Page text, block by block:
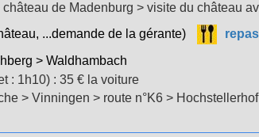
de Madenburg > visite du château
...demande de la gérante)
> Waldhambach
: 1h10) : 35 € la voiture
> Vinningen > route n°K6 >